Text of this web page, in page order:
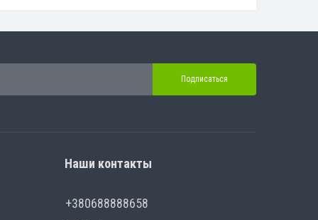
Подписаться
Наши контакты
+380688888658